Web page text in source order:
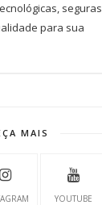
seguras
para sua
MAIS
YOUTUBE